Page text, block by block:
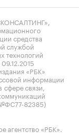
средства
службой
технологий
«РБК»
информации
связи,
82385)
агентство «РБК».